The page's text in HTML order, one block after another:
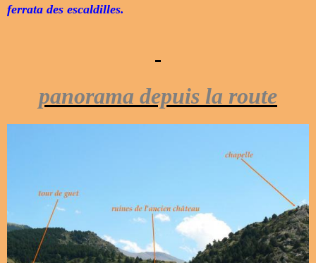
ferrata des escaldilles.
panorama depuis la route